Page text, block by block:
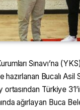
Sınavı’na
hazırlanan Bucalı
Türkiye
ağırlayan Buca